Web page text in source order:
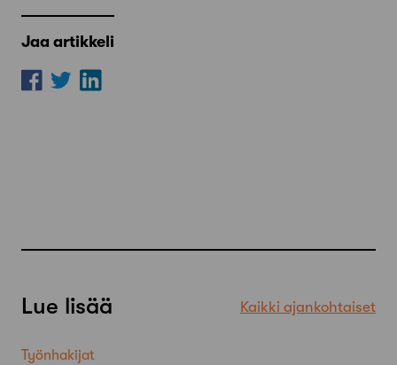
Jaa artikkeli
Lue lisää Kaikki ajankohtaiset
Työnhakijat